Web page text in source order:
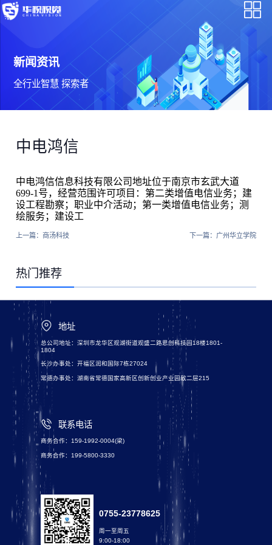
新闻资讯
全行业智慧 探索者
中电鸿信
中电鸿信信息科技有限公司地址位于南京市玄武大道
699-1号，经营范围许可项目：第二类增值电信业务；建
设工程勘察；职业中介活动；第一类增值电信业务；测
绘服务；建设工
上一篇： 商汤科技 下一篇： 广州华立学院
热门推荐
地址
总公司地址：深圳市龙华区观湖街道观盛二路思创科技园18楼1801-
1804
长沙办事处：开福区润和国际7栋27024
常德办事处：湖南省常德国家高新区创新创业产业园敌二层215
联系电话
商务合作：159-1992-0004(梁)
商务合作：199-5800-3330
0755-23778625
周一至周五
9:00-18:00